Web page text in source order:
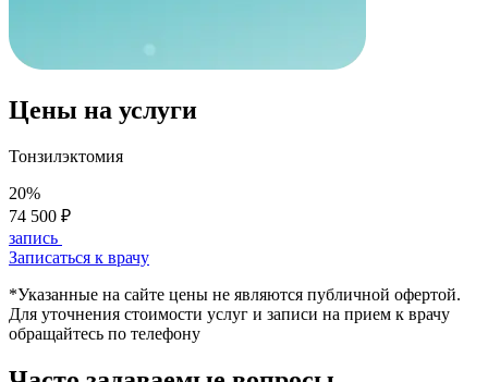
Цены на услуги
Тонзилэктомия
20%
74 500 ₽
запись
Записаться к врачу
*Указанные на сайте цены не являются публичной офертой.
Для уточнения стоимости услуг и записи на прием к врачу
обращайтесь по телефону